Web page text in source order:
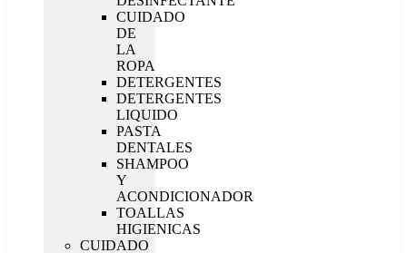
CUIDADO
DE
LA
ROPA
DETERGENTES
DETERGENTES
LIQUIDO
PASTA
DENTALES
SHAMPOO
Y
ACONDICIONADOR
TOALLAS
HIGIENICAS
CUIDADO